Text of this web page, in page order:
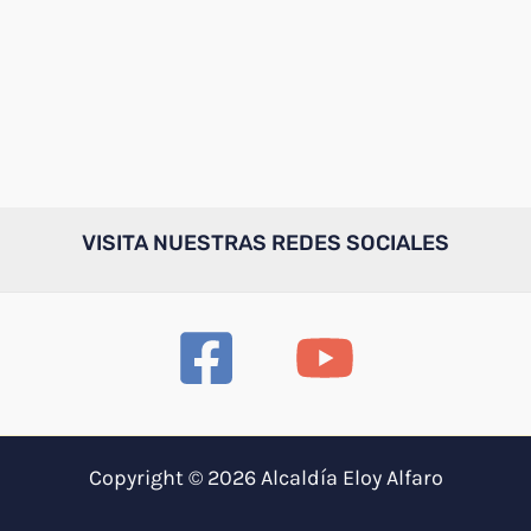
VISITA NUESTRAS REDES SOCIALES
Copyright © 2026 Alcaldía Eloy Alfaro